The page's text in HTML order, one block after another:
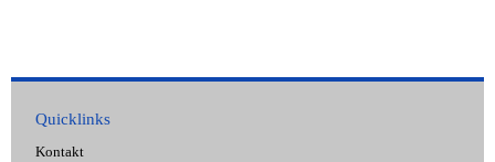
Quicklinks
Kontakt